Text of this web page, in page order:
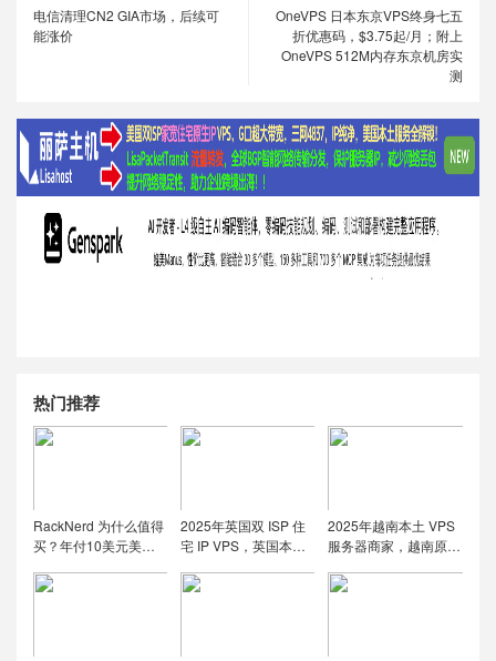
电信清理CN2 GIA市场，后续可
能涨价
OneVPS 日本东京VPS终身七五
折优惠码，$3.75起/月；附上
OneVPS 512M内存东京机房实
测
热门推荐
RackNerd 为什么值得
买？年付10美元美国
免费获取双倍流量 (附
2025年英国双 ISP 住
宅 IP VPS，英国本土
流媒体、跨境电商和
2025年越南本土 VPS
服务器商家，越南原生
播运营